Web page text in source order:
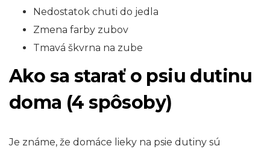
Nedostatok chuti do jedla
Zmena farby zubov
Tmavá škvrna na zube
Ako sa starať o psiu dutinu
doma (4 spôsoby)
Je známe, že domáce lieky na psie dutiny sú